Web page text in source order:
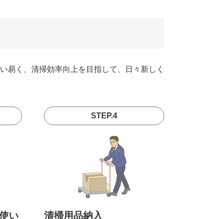
易く、清掃効率向上を目指して、日々新しく
い
STEP.4
清掃用品納入